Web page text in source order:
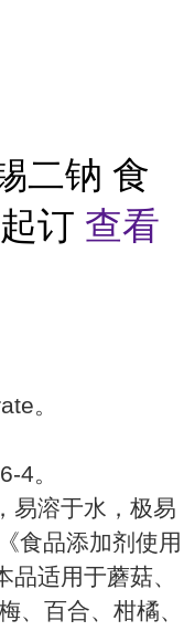
二钠 食
订 查看
。
4。
易溶于水，极易
食品添加剂使用
适用于蘑菇、
、百合、柑橘、